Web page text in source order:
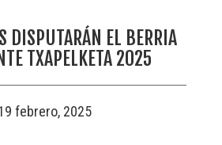
DISPUTARÁN EL BERRIA
TXAPELKETA 2025
febrero, 2025